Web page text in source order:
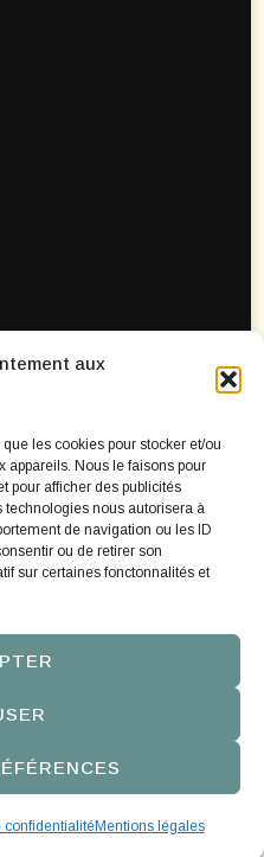
aux
les cookies pour stocker et/ou
appareils. Nous le faisons pour
pour afficher des publicités
technologies nous autorisera à
de navigation ou les ID
ou de retirer son
sur certaines fonctonnalités et
confidentialitéMentions légales
de confidentialité